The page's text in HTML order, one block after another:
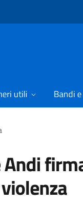
utili Bandi
Andi